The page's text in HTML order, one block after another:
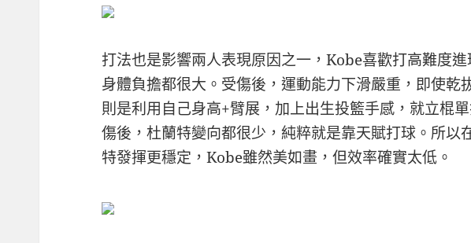
打法也是影響兩人表現原因之一，Kobe喜歡打高難度
身體負擔都很大。受傷後，運動能力下滑嚴重，即使乾
則是利用自己身高+臂展，加上出生投籃手感，就立棍
傷後，杜蘭特變向都很少，純粹就是靠天賦打球。所以
特發揮更穩定，Kobe雖然美如畫，但效率確實太低。